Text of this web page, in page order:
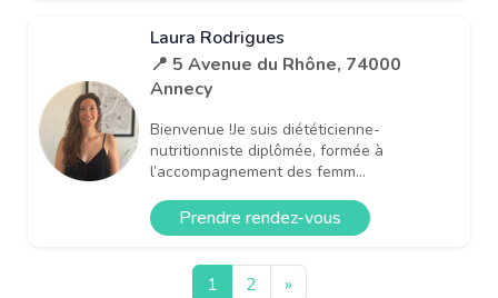
Laura Rodrigues
📍 5 Avenue du Rhône, 74000
Annecy
Bienvenue !Je suis diététicienne-
nutritionniste diplômée, formée à
l’accompagnement des femm...
Prendre rendez-vous
1 2 »